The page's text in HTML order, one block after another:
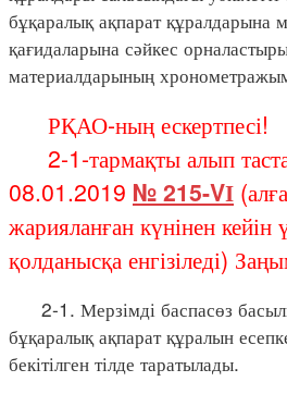
бұқаралық ақпарат құралдарына
қағидаларына сәйкес
материалдарының
РҚАО-ның ескертпесі!
2-1-тармақты алып
08.01.2019 № 215-VІ
жарияланған күнінен
қолданысқа енгізіледі)
2-1. Мерзімді баспасөз
бұқаралық ақпарат құралын
бекітілген тілде таратылады.